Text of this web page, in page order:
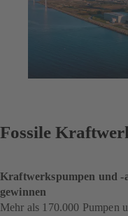
Fossile
Kraftwerkspumpen und
gewinnen
Mehr als 170.000 Pumpen